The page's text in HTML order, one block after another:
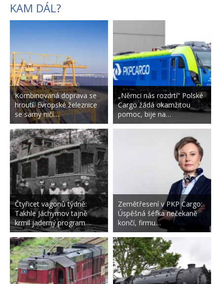
KAM DÁL?
Kombinovaná doprava se
hroutí. Evropské železnice
se samy ničí…
Čtyřicet vagonů týdně:
Takhle Jáchymov tajně
krmil jaderný program…
„Němci nás rozdrtí“ Polské
Cargo žádá okamžitou
pomoc, bije na…
Zemětřesení v PKP Cargo:
Úspěšná šéfka nečekaně
končí, firmu…